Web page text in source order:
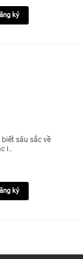
ký
sâu sắc về
i..
ký